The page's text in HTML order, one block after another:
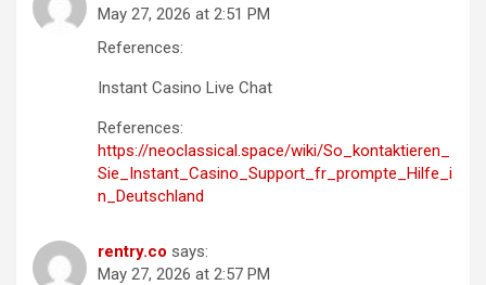
May 27, 2026 at 2:51 PM
References:
Instant Casino Live Chat
References:
https://neoclassical.space/wiki/So_kontaktieren_
Sie_Instant_Casino_Support_fr_prompte_Hilfe_i
n_Deutschland
rentry.co says:
May 27, 2026 at 2:57 PM